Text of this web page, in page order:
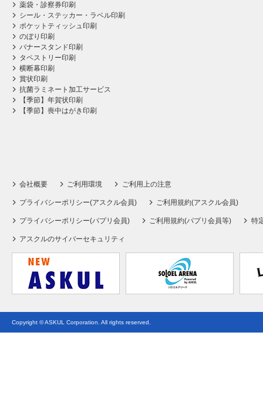
薬袋・診察券印刷
シール・ステッカー・ラベル印刷
ポケットティッシュ印刷
のぼり印刷
バナースタンド印刷
タペストリー印刷
横断幕印刷
賞状印刷
抗菌ラミネート加工サービス
【季節】年賀状印刷
【季節】喪中はがき印刷
会社概要 ご利用環境 ご利用上の注意
プライバシーポリシー(アスクル会員) ご利用規約(アスクル会員)
プライバシーポリシー(パプリ会員) ご利用規約(パプリ会員等) 特
アスクルのサイバーセキュリティ
Copyright © ASKUL Corporation. All rights reserved.